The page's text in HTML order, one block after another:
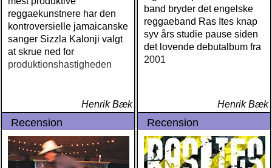
reggaekunstnere har den
kontroversielle jamaicanske
sanger Sizzla Kalonji valgt
at skrue ned for
produktionshastigheden
Henrik Bæk
band bryder det engelske
reggaeband Ras Ites knap
syv års studie pause siden
det lovende debutalbum fra
2001
Henrik Bæk
Recension Recension